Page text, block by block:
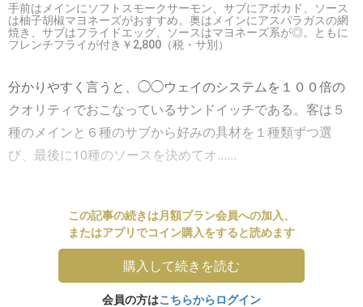
手前はメインにソフトスモークサーモン、サブにアボカド、ソース
は柚子胡椒マヨネーズがおすすめ。奥はメインにアスパラガスの網
焼き、サブはフライドエッグ、ソースはマヨネーズ系が◎。ともに
フレンチフライが付き￥2,800（税・サ別）
分かりやすく言うと、◯◯ウェイのシステムを１００倍の
クオリティでおこなっているサンドイッチである。客は５
種のメインと６種のサブから好みの具材を１種類ずつ選
び、最後に10種のソースを決めてオ......
この記事の続きは月額プラン会員への加入、
またはアプリでコイン購入をすると読めます
購入して続きを読む
会員の方はこちらからログイン